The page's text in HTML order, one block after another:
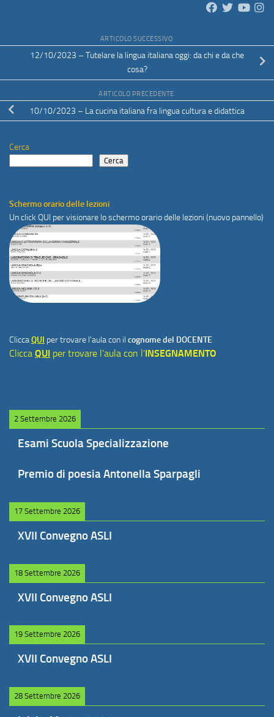
ARTICOLO SUCCESSIVO
12/10/2023 – Tutelare la lingua italiana oggi: da chi e da che
cosa?
ARTICOLO PRECEDENTE
10/10/2023 – La cucina italiana fra lingua cultura e didattica
Cerca
Cerca
Schermo orario delle lezioni
Un click QUI per visionare lo schermo orario delle lezioni (nuovo pannello)
CliccaQUI per trovare l'aula con il cognome del DOCENTE
Clicca QUI per trovare l'aula con l'INSEGNAMENTO
2 Settembre 2026
Esami Scuola Specializzazione
Premio di poesia Antonella Sparpagli
17 Settembre 2026
XVII Convegno ASLI
18 Settembre 2026
XVII Convegno ASLI
19 Settembre 2026
XVII Convegno ASLI
28 Settembre 2026